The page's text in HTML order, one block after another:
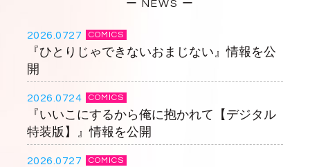
ー NEWS ー
2026.0727 COMICS
『ひとりじゃできないおまじない』情報を公
開
2026.0724 COMICS
『いいこにするから俺に抱かれて【デジタル
特装版】』情報を公開
2026.0727 COMICS